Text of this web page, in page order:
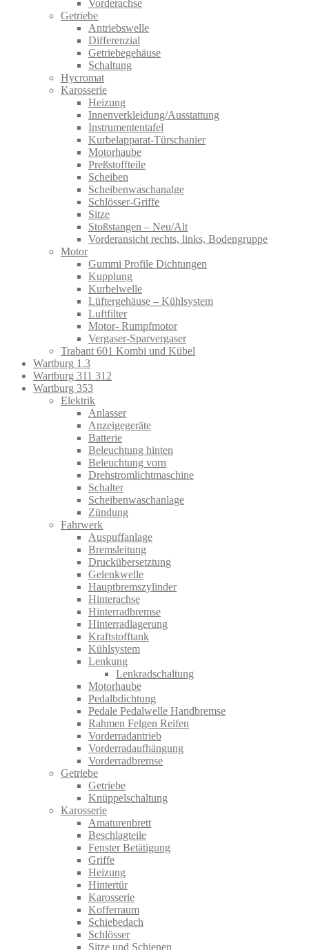
Vorderachse
Getriebe
Antriebswelle
Differenzial
Getriebegehäuse
Schaltung
Hycromat
Karosserie
Heizung
Innenverkleidung/Ausstattung
Instrumententafel
Kurbelapparat-Türschanier
Motorhaube
Preßstoffteile
Scheiben
Scheibenwaschanalge
Schlösser-Griffe
Sitze
Stoßstangen – Neu/Alt
Vorderansicht rechts, links, Bodengruppe
Motor
Gummi Profile Dichtungen
Kupplung
Kurbelwelle
Lüftergehäuse – Kühlsystem
Luftfilter
Motor- Rumpfmotor
Vergaser-Sparvergaser
Trabant 601 Kombi und Kübel
Wartburg 1.3
Wartburg 311 312
Wartburg 353
Elektrik
Anlasser
Anzeigegeräte
Batterie
Beleuchtung hinten
Beleuchtung vorn
Drehstromlichtmaschine
Schalter
Scheibenwaschanlage
Zündung
Fahrwerk
Auspuffanlage
Bremsleitung
Druckübersetztung
Gelenkwelle
Hauptbremszylinder
Hinterachse
Hinterradbremse
Hinterradlagerung
Kraftstofftank
Kühlsystem
Lenkung
Lenkradschaltung
Motorhaube
Pedalbdichtung
Pedale Pedalwelle Handbremse
Rahmen Felgen Reifen
Vorderradantrieb
Vorderradaufhängung
Vorderradbremse
Getriebe
Getriebe
Knüppelschaltung
Karosserie
Amaturenbrett
Beschlagteile
Fenster Betätigung
Griffe
Heizung
Hintertür
Karosserie
Kofferraum
Schiebedach
Schlösser
Sitze und Schienen